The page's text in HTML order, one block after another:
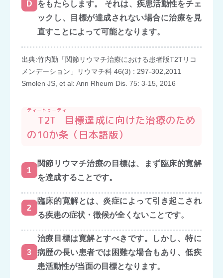
D
をもたらします。 それは、疾患活動性をチェ
ックし、目標が達成されない場合に治療を見
直すことによって可能となります。
出典:竹内勤「関節リウマチ治療における患者版T2Tリコ
メンデーション」リウマチ科 46(3) : 297-302,2011
Smolen JS, et al: Ann Rheum Dis. 75: 3-15, 2016
T2T
ティートゥーティ
目標達成に向けた治療のため
の10か条（日本語版）
1
関節リウマチ治療の目標は、まず臨床的寛解
を達成することです。
2
臨床的寛解とは、炎症によって引き起こされ
る疾患の症状・徴候が全くないことです。
3
治療目標は寛解とすべきです。しかし、特に
病歴の長い患者では困難な場合もあり、低疾
患活動性が当面の目標となります。